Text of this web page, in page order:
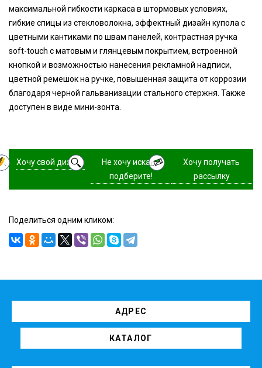
максимальной гибкости каркаса в штормовых условиях,
гибкие спицы из стекловолокна, эффектный дизайн купола с
цветными кантиками по швам панелей, контрастная ручка
soft-touch с матовым и глянцевым покрытием, встроенной
кнопкой и возможностью нанесения рекламной надписи,
цветной ремешок на ручке, повышенная защита от коррозии
благодаря черной гальванизации стального стержня. Также
доступен в виде мини-зонта.
Хочу свой дизайн
Не хочу искать,
подберите!
Хочу получать
рассылку
Поделиться одним кликом:
АДРЕС
КАТАЛОГ